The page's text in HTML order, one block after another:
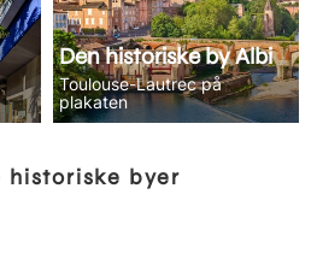
Den historiske by Albi
Toulouse-Lautrec på
plakaten
historiske byer